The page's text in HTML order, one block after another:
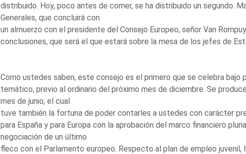
distribuido. Hoy, poco antes de comer, se ha distribuido un segundo.
Generales, que concluirá con
un almuerzo con el presidente del Consejo Europeo, señor Van
conclusiones, que será el que estará sobre la mesa de los jefes de
Como ustedes saben, este consejo es el primero que se celebra bajo
temático, previo al ordinario del próximo mes de diciembre. Se
mes de junio, el cual
tuve también la fortuna de poder contarles a ustedes con carácter
para España y para Europa con la aprobación del marco financiero
negociación de un último
fleco con el Parlamento europeo. Respecto al plan de empleo juvenil,